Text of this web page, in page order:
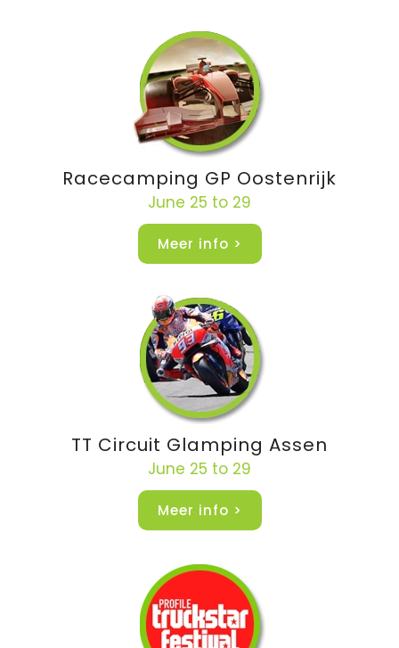
Racecamping GP Oostenrijk
June 25 to 29
Meer info >
TT Circuit Glamping Assen
June 25 to 29
Meer info >